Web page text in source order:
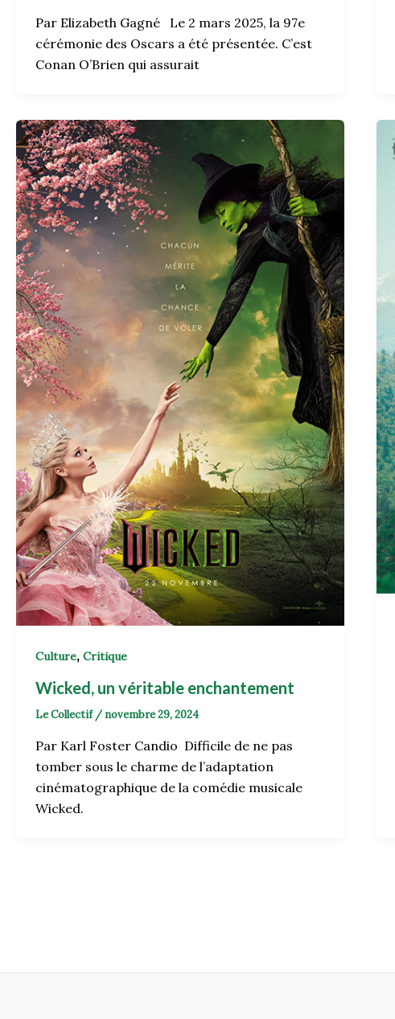
Par Elizabeth Gagné Le 2 mars 2025, la 97e
cérémonie des Oscars a été présentée. C’est
Conan O’Brien qui assurait
Culture, Critique
Wicked, un véritable enchantement
Le Collectif / novembre 29, 2024
Par Karl Foster Candio Difficile de ne pas
tomber sous le charme de l’adaptation
cinématographique de la comédie musicale
Wicked.